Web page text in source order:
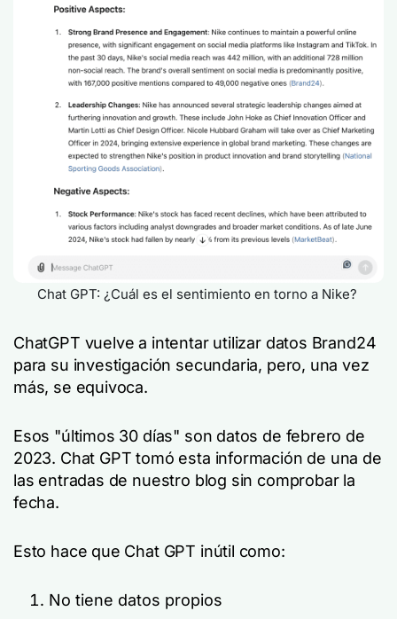
Chat GPT: ¿Cuál es el sentimiento en torno a Nike?
ChatGPT vuelve a intentar utilizar datos Brand24
para su investigación secundaria, pero, una vez
más, se equivoca.
Esos "últimos 30 días" son datos de febrero de
2023. Chat GPT tomó esta información de una de
las entradas de nuestro blog sin comprobar la
fecha.
Esto hace que Chat GPT inútil como:
No tiene datos propios